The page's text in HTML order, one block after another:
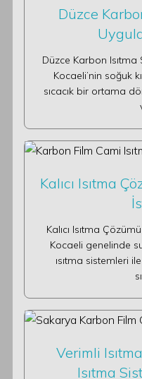
Düzce
Düzce Karbon
Kocaeli’nin soğuk
sıcacık bir ortama
Kalıcı Isıtma
Kalıcı Isıtma
Kocaeli genelinde
ısıtma sistemleri
Verimli
Isıtma